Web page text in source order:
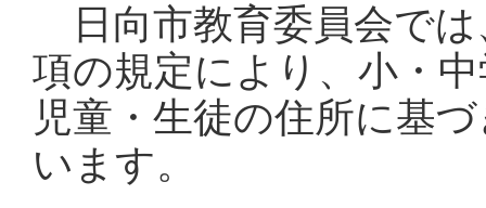
日向市教育委員会では
項の規定により、小・
児童・生徒の住所に基
います。